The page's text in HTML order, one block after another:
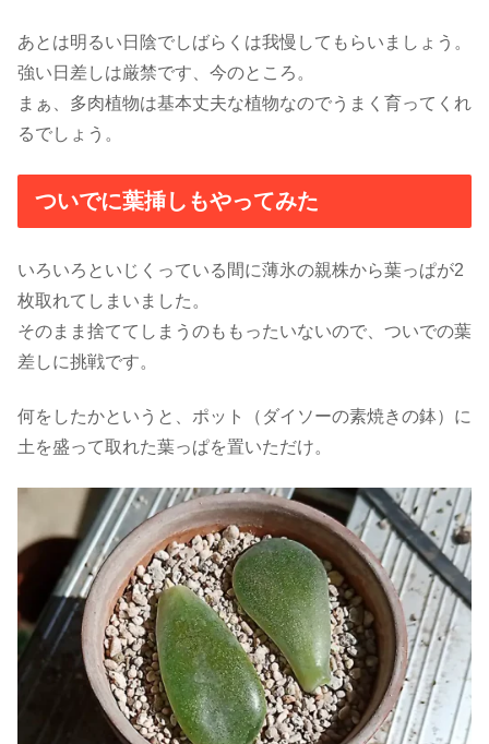
あとは明るい日陰でしばらくは我慢してもらいましょう。
強い日差しは厳禁です、今のところ。
まぁ、多肉植物は基本丈夫な植物なのでうまく育ってくれ
るでしょう。
ついでに葉挿しもやってみた
いろいろといじくっている間に薄氷の親株から葉っぱが2
枚取れてしまいました。
そのまま捨ててしまうのももったいないので、ついでの葉
差しに挑戦です。
何をしたかというと、ポット（ダイソーの素焼きの鉢）に
土を盛って取れた葉っぱを置いただけ。